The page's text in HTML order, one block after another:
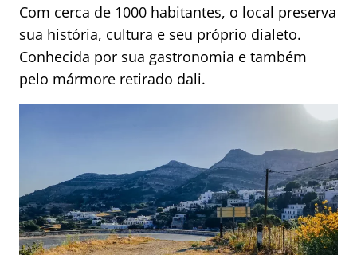
Com cerca de 1000 habitantes, o local preserva
sua história, cultura e seu próprio dialeto.
Conhecida por sua gastronomia e também
pelo mármore retirado dali.